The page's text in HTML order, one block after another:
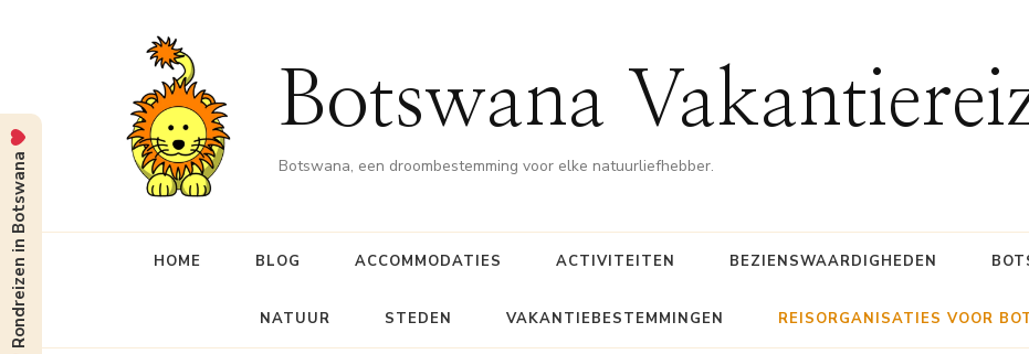
Botswana
Botswana, een droombestemming voor elke natuurliefhebber.
HOME BLOG ACCOMMODATIES ACTIVITEITEN BEZIENSWAARDIGHEDEN
NATUUR STEDEN VAKANTIEBESTEMMINGEN REISORGANISATIES VOOR
Rondreizen in Botswana